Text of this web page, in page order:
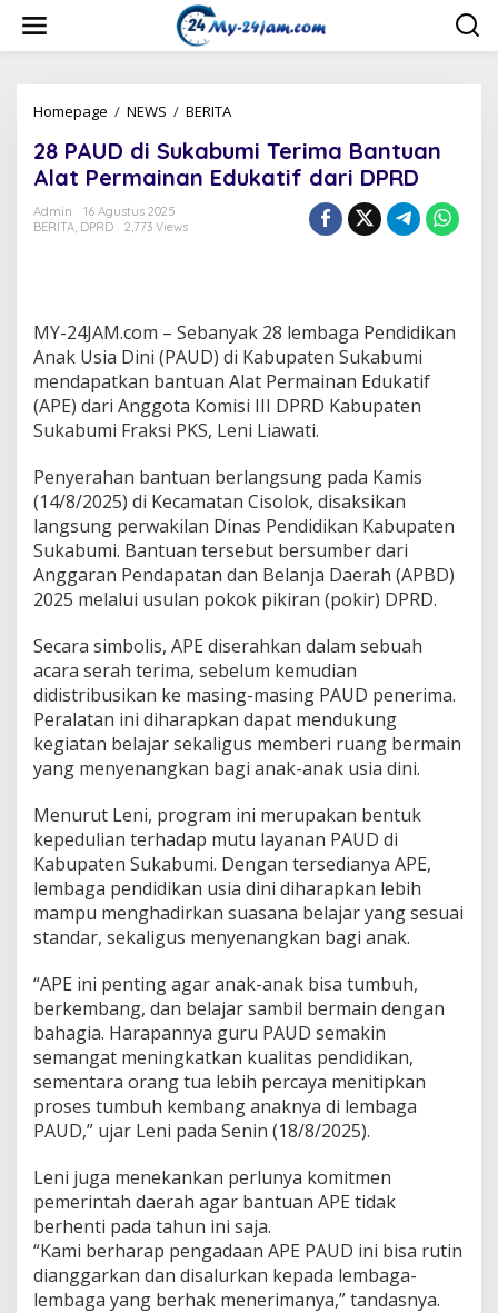
w
Homepage / NEWS / BERITA
P
A
U
a
b
u
m
i
T
r
m
a
B
a
n
t
a
n
A
l
a
t
P
m
a
i
n
a
n
E
u
k
a
t
i
f
d
a
i
P
R
D
28 PAUD di Sukabumi Terima Bantuan
Alat Permainan Edukatif dari DPRD
Admin
16 Agustus 2025
BERITA, DPRD 2,773 Views
MY-24JAM.com – Sebanyak 28 lembaga Pendidikan
Anak Usia Dini (PAUD) di Kabupaten Sukabumi
mendapatkan bantuan Alat Permainan Edukatif
(APE) dari Anggota Komisi III DPRD Kabupaten
Sukabumi Fraksi PKS, Leni Liawati.
Penyerahan bantuan berlangsung pada Kamis
(14/8/2025) di Kecamatan Cisolok, disaksikan
langsung perwakilan Dinas Pendidikan Kabupaten
Sukabumi. Bantuan tersebut bersumber dari
Anggaran Pendapatan dan Belanja Daerah (APBD)
2025 melalui usulan pokok pikiran (pokir) DPRD.
Secara simbolis, APE diserahkan dalam sebuah
acara serah terima, sebelum kemudian
didistribusikan ke masing-masing PAUD penerima.
Peralatan ini diharapkan dapat mendukung
kegiatan belajar sekaligus memberi ruang bermain
yang menyenangkan bagi anak-anak usia dini.
Menurut Leni, program ini merupakan bentuk
kepedulian terhadap mutu layanan PAUD di
Kabupaten Sukabumi. Dengan tersedianya APE,
lembaga pendidikan usia dini diharapkan lebih
mampu menghadirkan suasana belajar yang sesuai
standar, sekaligus menyenangkan bagi anak.
“APE ini penting agar anak-anak bisa tumbuh,
berkembang, dan belajar sambil bermain dengan
bahagia. Harapannya guru PAUD semakin
semangat meningkatkan kualitas pendidikan,
sementara orang tua lebih percaya menitipkan
proses tumbuh kembang anaknya di lembaga
PAUD,” ujar Leni pada Senin (18/8/2025).
Leni juga menekankan perlunya komitmen
pemerintah daerah agar bantuan APE tidak
berhenti pada tahun ini saja.
“Kami berharap pengadaan APE PAUD ini bisa rutin
dianggarkan dan disalurkan kepada lembaga-
lembaga yang berhak menerimanya,” tandasnya.